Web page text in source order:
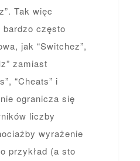
Tak więc
bardzo często
jak “Switchez”,
zamiast
“Cheats” i
ogranicza się
liczby
wyrażenie
przykład (a sto